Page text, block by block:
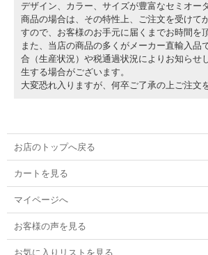
デザイン、カラー、サイズが豊富なセミオー
商品の場合は、その特性上、ご注文を受けて
すので、お客様のお手元に届くまでお時間を
また、当店の商品の多くがメーカー直輸入品
合（生産状況）や税通過状況によりお知らせ
生する場合がございます。
大変恐れ入りますが、何卒ご了承の上ご注文
お店のトップへ戻る
カートを見る
マイページへ
お客様の声を見る
お気に入りリストを見る